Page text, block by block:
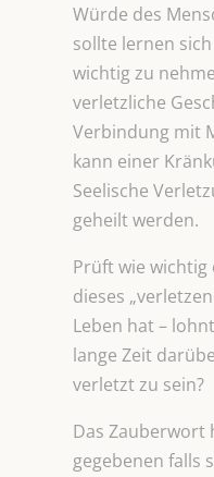
Würde des
sollte lernen
wichtig zu
verletzliche
Verbindung mit
kann einer
Seelische
geheilt werden.
Prüft wie
dieses
Leben hat –
lange Zeit
verletzt zu sein?
Das Zauberwort
gegebenen falls